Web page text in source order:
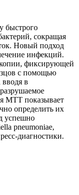
быстрого
сокращая
Новый подход
инфекций.
фиксирующей
с помощью
вводя в
MTT показывает
определить их
успешно
pneumoniae,
диагностики.